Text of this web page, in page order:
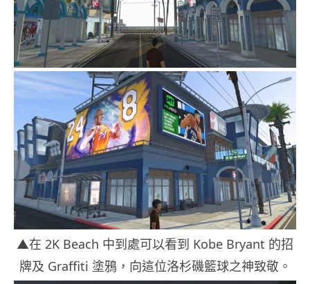
▲在 2K Beach 中到處可以看到 Kobe Bryant 的招
牌及 Graffiti 塗鴉，向這位洛杉磯籃球之神致敬。